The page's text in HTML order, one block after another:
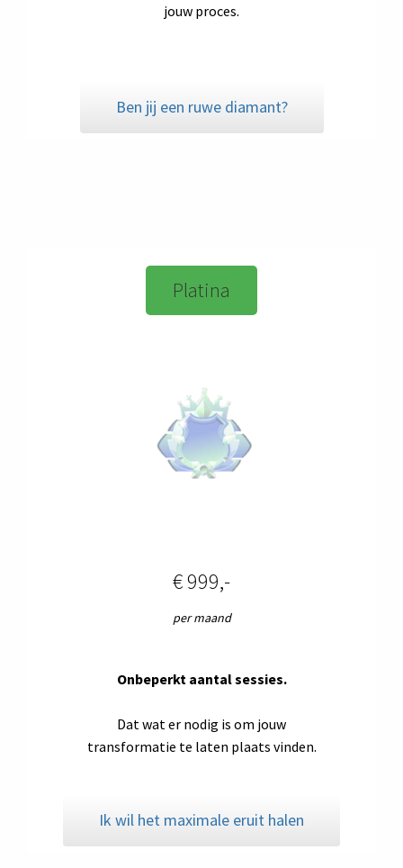
jouw proces.
Ben jij een ruwe diamant?
Platina
€ 999,-
per maand
Onbeperkt aantal sessies.
Dat wat er nodig is om jouw
transformatie te laten plaats vinden.
Ik wil het maximale eruit halen